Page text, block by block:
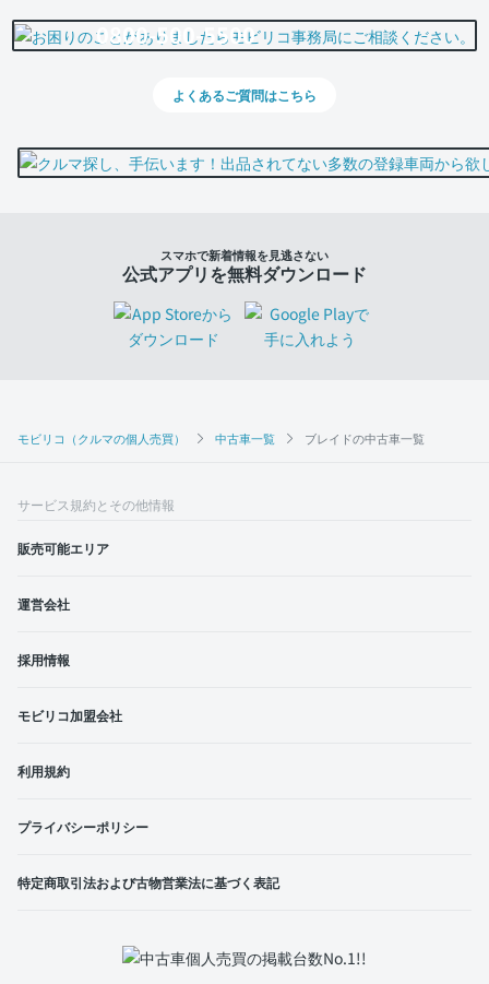
モビリコ（クルマの個人売買） 中古車一覧 ブレイドの中古車一覧
0800-500-5500
よくあるご質問はこちら
スマホで新着情報を見逃さない
公式アプリを無料ダウンロード
サービス規約とその他情報
販売可能エリア
運営会社
採用情報
モビリコ加盟会社
利用規約
プライバシーポリシー
特定商取引法および古物営業法に基づく表記